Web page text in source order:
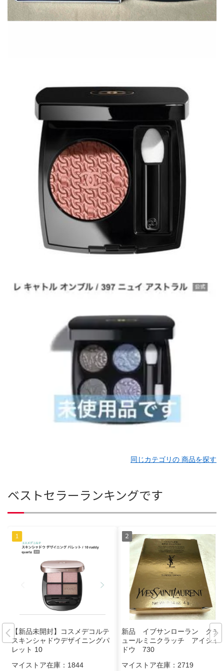
同じカテゴリの 商品を探す
ベストセラーランキングです
【新品未開封】コスメデコルテ
スキンシャドウデザイニングパ
レット 10
マイストア在庫： 1844
新品 イブサンローラン クチ
ュールミニクラッチ アイシャ
ドウ 730
マイストア在庫： 2719